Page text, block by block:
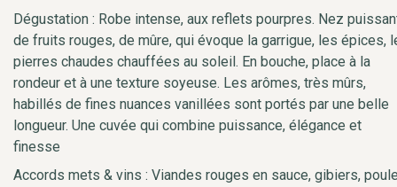
Dégustation : Robe intense, aux reflets pourpres. Nez
de fruits rouges, de mûre, qui évoque la garrigue, les épices,
pierres chaudes chauffées au soleil. En bouche, place à la
rondeur et à une texture soyeuse. Les arômes, très mûrs,
habillés de fines nuances vanillées sont portés par une belle
longueur. Une cuvée qui combine puissance, élégance et
finesse
Accords mets & vins : Viandes rouges en sauce, gibiers,